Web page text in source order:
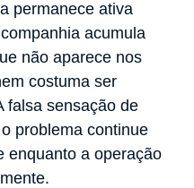
permanece ativa
acumula
não aparece nos
costuma ser
falsa sensação de
problema continue
enquanto a operação